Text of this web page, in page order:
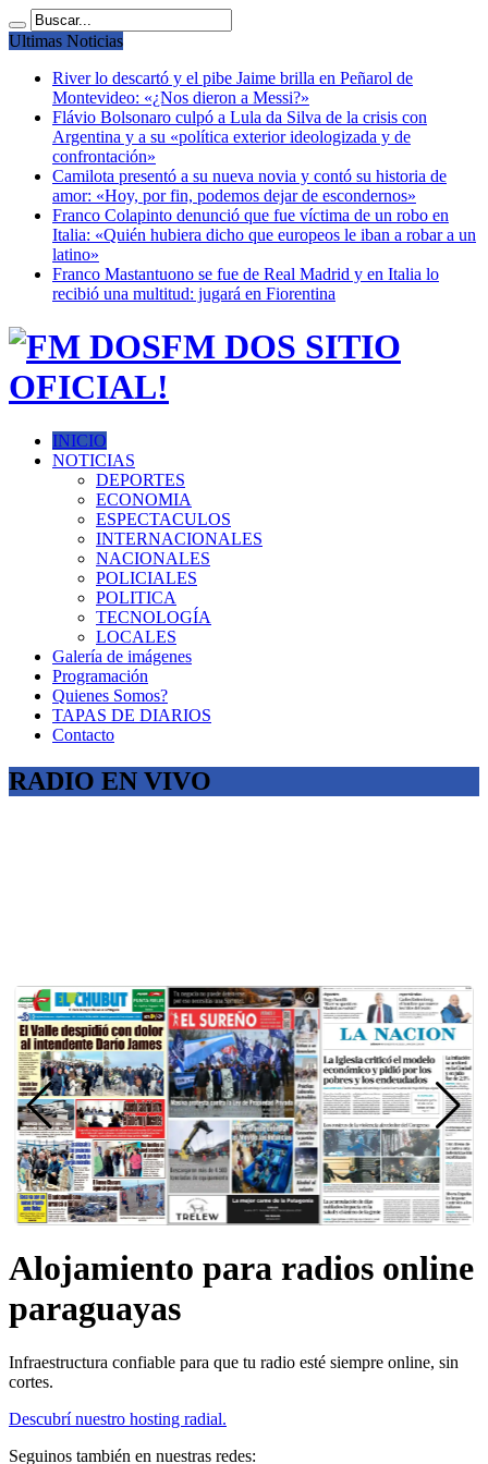
Ultimas Noticias
River lo descartó y el pibe Jaime brilla en Peñarol de
Montevideo: «¿Nos dieron a Messi?»
Flávio Bolsonaro culpó a Lula da Silva de la crisis con
Argentina y a su «política exterior ideologizada y de
confrontación»
Camilota presentó a su nueva novia y contó su historia de
amor: «Hoy, por fin, podemos dejar de escondernos»
Franco Colapinto denunció que fue víctima de un robo en
Italia: «Quién hubiera dicho que europeos le iban a robar a un
latino»
Franco Mastantuono se fue de Real Madrid y en Italia lo
recibió una multitud: jugará en Fiorentina
FM DOS SITIO
OFICIAL!
INICIO
NOTICIAS
DEPORTES
ECONOMIA
ESPECTACULOS
INTERNACIONALES
NACIONALES
POLICIALES
POLITICA
TECNOLOGÍA
LOCALES
Galería de imágenes
Programación
Quienes Somos?
TAPAS DE DIARIOS
Contacto
RADIO EN VIVO
Alojamiento para radios online
paraguayas
Infraestructura confiable para que tu radio esté siempre online, sin
cortes.
Descubrí nuestro hosting radial.
Seguinos también en nuestras redes: